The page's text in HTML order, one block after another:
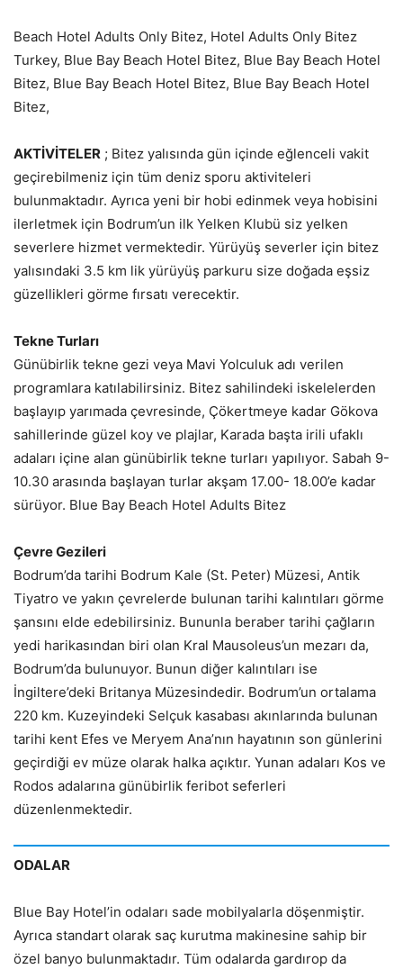
Beach Hotel Adults Only Bitez, Hotel Adults Only Bitez
Turkey, Blue Bay Beach Hotel Bitez, Blue Bay Beach Hotel
Bitez, Blue Bay Beach Hotel Bitez, Blue Bay Beach Hotel
Bitez,
AKTİVİTELER ; Bitez yalısında gün içinde eğlenceli vakit
geçirebilmeniz için tüm deniz sporu aktiviteleri
bulunmaktadır. Ayrıca yeni bir hobi edinmek veya hobisini
ilerletmek için Bodrum’un ilk Yelken Klubü siz yelken
severlere hizmet vermektedir. Yürüyüş severler için bitez
yalısındaki 3.5 km lik yürüyüş parkuru size doğada eşsiz
güzellikleri görme fırsatı verecektir.
Tekne Turları
Günübirlik tekne gezi veya Mavi Yolculuk adı verilen
programlara katılabilirsiniz. Bitez sahilindeki iskelelerden
başlayıp yarımada çevresinde, Çökertmeye kadar Gökova
sahillerinde güzel koy ve plajlar, Karada başta irili ufaklı
adaları içine alan günübirlik tekne turları yapılıyor. Sabah 9-
10.30 arasında başlayan turlar akşam 17.00- 18.00’e kadar
sürüyor. Blue Bay Beach Hotel Adults Bitez
Çevre Gezileri
Bodrum’da tarihi Bodrum Kale (St. Peter) Müzesi, Antik
Tiyatro ve yakın çevrelerde bulunan tarihi kalıntıları görme
şansını elde edebilirsiniz. Bununla beraber tarihi çağların
yedi harikasından biri olan Kral Mausoleus’un mezarı da,
Bodrum’da bulunuyor. Bunun diğer kalıntıları ise
İngiltere’deki Britanya Müzesindedir. Bodrum’un ortalama
220 km. Kuzeyindeki Selçuk kasabası akınlarında bulunan
tarihi kent Efes ve Meryem Ana’nın hayatının son günlerini
geçirdiği ev müze olarak halka açıktır. Yunan adaları Kos ve
Rodos adalarına günübirlik feribot seferleri
düzenlenmektedir.
ODALAR
Blue Bay Hotel’in odaları sade mobilyalarla döşenmiştir.
Ayrıca standart olarak saç kurutma makinesine sahip bir
özel banyo bulunmaktadır. Tüm odalarda gardırop da